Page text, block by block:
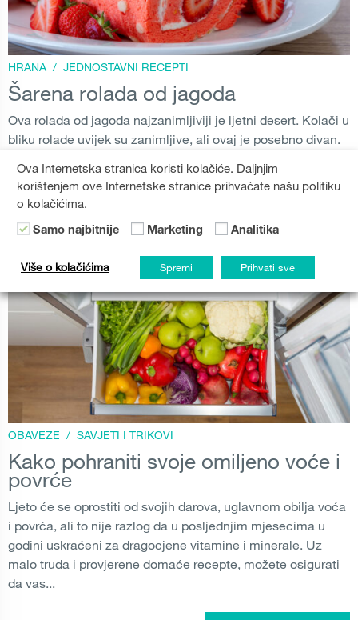
HRANA / JEDNOSTAVNI RECEPTI
Šarena rolada od jagoda
Ova rolada od jagoda najzanimljiviji je ljetni desert. Kolači u
bliku rolade uvijek su zanimljive, ali ovaj je posebno divan.
nadjevom od svježih jagoda. Neodoljivo!
LJETO HRANA,DESERT PROČITAJTE VIŠE
OBAVEZE / SAVJETI I TRIKOVI
Kako pohraniti svoje omiljeno voće i
povrće
Ljeto će se oprostiti od svojih darova, uglavnom obilja voća
i povrća, ali to nije razlog da u posljednjim mjesecima u
godini uskraćeni za dragocjene vitamine i minerale. Uz
malo truda i provjerene domaće recepte, možete osigurati
da vas...
Ova Internetska stranica koristi kolačiće. Daljnjim
korištenjem ove Internetske stranice prihvaćate našu politiku
o kolačićima.
Samo najbitnije Marketing Analitika
Više o kolačićima Spremi Prihvati sve